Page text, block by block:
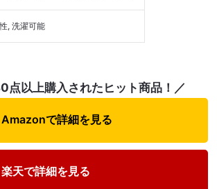
, 洗濯可能
点以上購入されたヒット商品！／
Amazonで詳細を見る
楽天で詳細を見る